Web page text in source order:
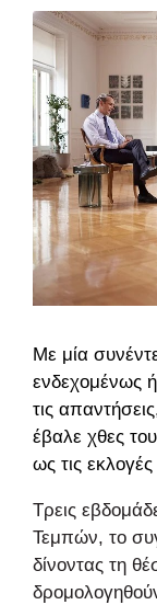
Με μία
ενδεχομένως
τις
έβαλε χθες
ως τις
Τρεις
Τεμπών, το
δίνοντας τη